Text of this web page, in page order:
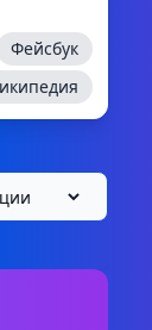
Фейсбук